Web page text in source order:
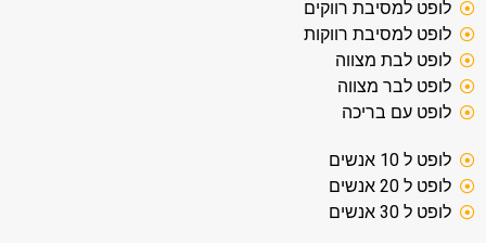
לופט למסיבת רווקים
לופט למסיבת רווקות
לופט לבת מצווה
לופט לבר מצווה
לופט עם בריכה
לופט ל 10 אנשים
לופט ל 20 אנשים
לופט ל 30 אנשים